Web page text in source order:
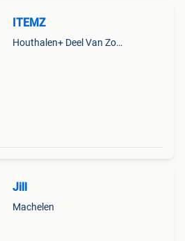
ITEMZ
Houthalen+ Deel Van Zonhoven En Zolder
Jill
Machelen